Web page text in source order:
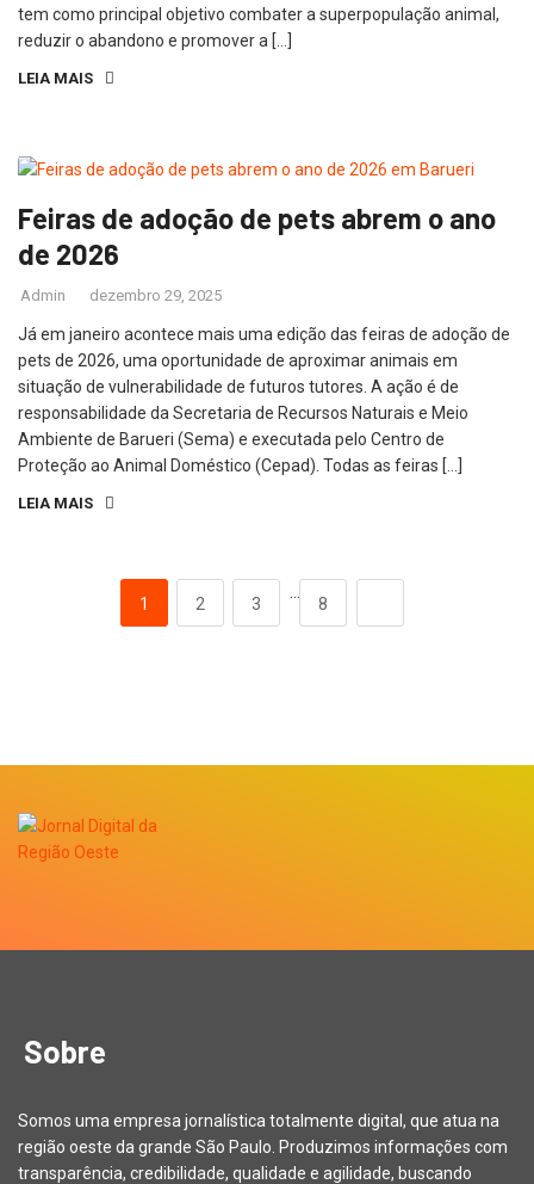
tem como principal objetivo combater a superpopulação animal,
reduzir o abandono e promover a […]
LEIA MAIS
Feiras de adoção de pets abrem o ano
de 2026
Admin dezembro 29, 2025
Já em janeiro acontece mais uma edição das feiras de adoção de
pets de 2026, uma oportunidade de aproximar animais em
situação de vulnerabilidade de futuros tutores. A ação é de
responsabilidade da Secretaria de Recursos Naturais e Meio
Ambiente de Barueri (Sema) e executada pelo Centro de
Proteção ao Animal Doméstico (Cepad). Todas as feiras […]
LEIA MAIS
1 2 3 8
Sobre
Somos uma empresa jornalística totalmente digital, que atua na
região oeste da grande São Paulo. Produzimos informações com
transparência, credibilidade, qualidade e agilidade, buscando